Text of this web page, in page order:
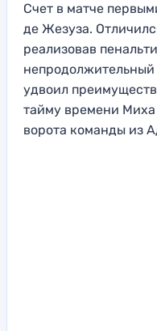
Счет в матче
де Жезуза.
реализовав
удвоил
тайму времени Миха
ворота команды из